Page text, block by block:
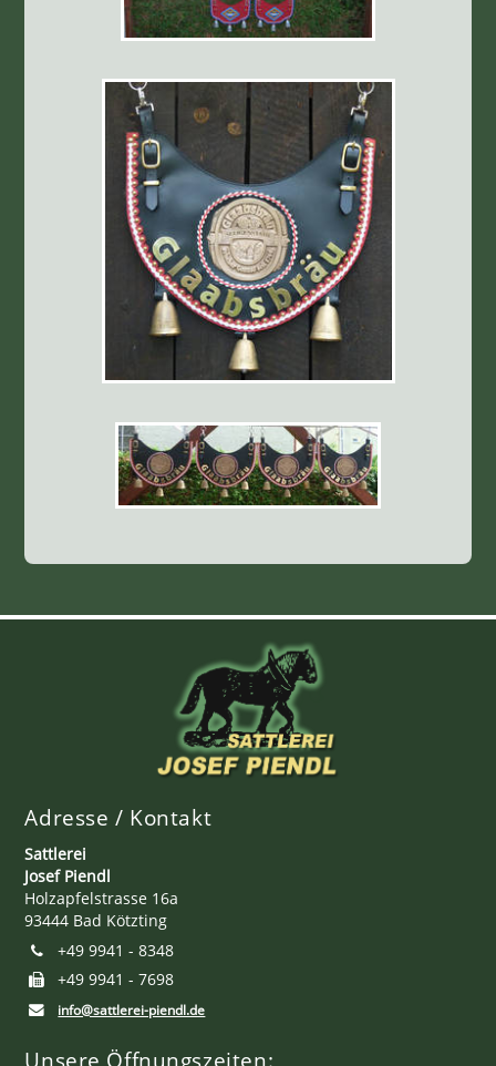
Adresse / Kontakt
Sattlerei
Josef Piendl
Holzapfelstrasse 16a
93444 Bad Kötzting
+49 9941 - 8348
+49 9941 - 7698
info@sattlerei-piendl.de
Unsere Öffnungszeiten: